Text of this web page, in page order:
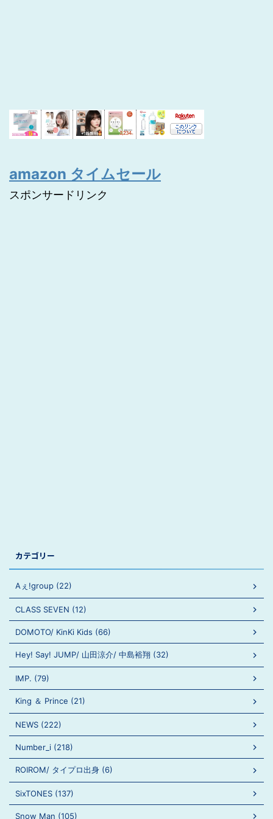
amazon タイムセール
スポンサードリンク
カテゴリー
Aぇ!group (22)
CLASS SEVEN (12)
DOMOTO/ KinKi Kids (66)
Hey! Say! JUMP/ 山田涼介/ 中島裕翔 (32)
IMP. (79)
King ＆ Prince (21)
NEWS (222)
Number_i (218)
ROIROM/ タイプロ出身 (6)
SixTONES (137)
Snow Man (105)